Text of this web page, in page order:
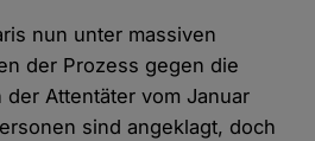
nun unter massiven
der Prozess gegen die
Attentäter vom Januar
sind angeklagt, doch